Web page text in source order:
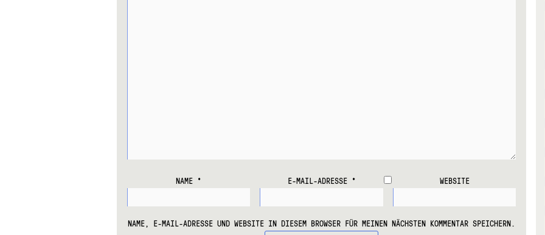
NAME * E-MAIL-ADRESSE * WEBSITE
NAME, E-MAIL-ADRESSE UND WEBSITE IN DIESEM BROWSER FÜR MEINEN NÄCHSTEN KOMMENTAR SPEICHERN.